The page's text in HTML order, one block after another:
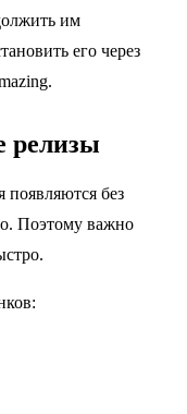
им
его через
релизы
без
Поэтому важно